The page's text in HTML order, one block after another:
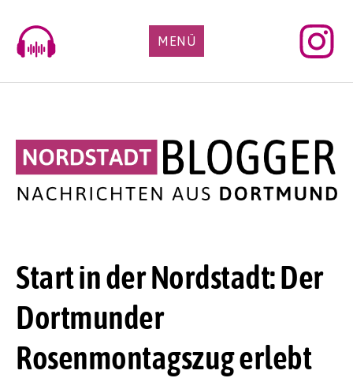
content
MENÜ
Start in der Nordstadt: Der
Dortmunder
Rosenmontagszug erlebt